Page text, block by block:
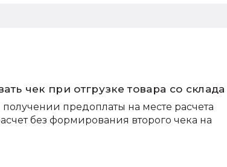
чек при отгрузке товара со склада
предоплаты на месте расчета
без формирования второго чека на